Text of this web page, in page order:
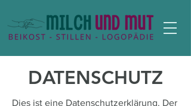
DATENSCHUTZ
Dies ist eine Datenschutzerklärung. Der